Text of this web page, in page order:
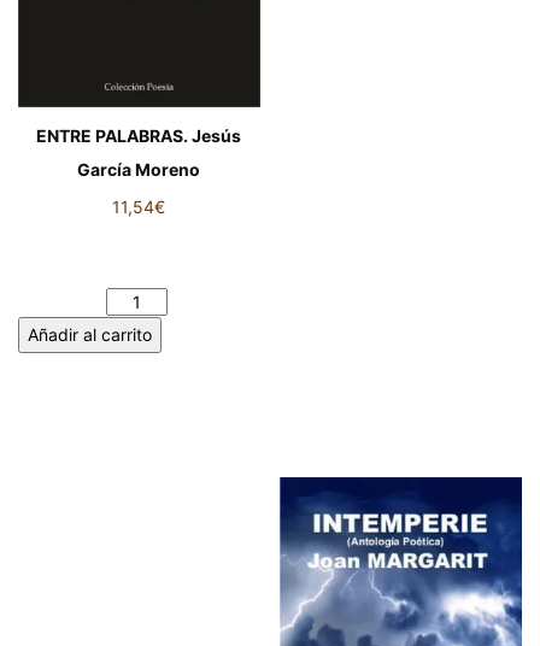
ENTRE PALABRAS. Jesús
García Moreno
11,54€
Añadir al carrito